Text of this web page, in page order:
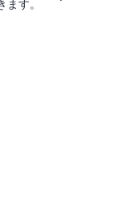
窓口